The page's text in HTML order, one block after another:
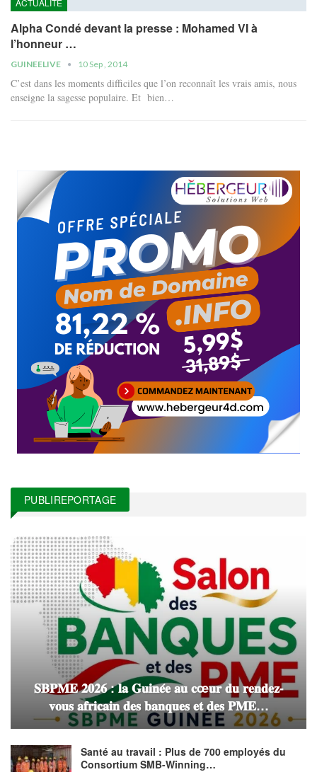
ACTUALITÉ
Alpha Condé devant la presse : Mohamed VI à
l’honneur …
GUINEELIVE 10 Sep , 2014
C’est dans les moments difficiles que l’on reconnaît les vrais amis, nous
enseigne la sagesse populaire. Et bien…
PUBLIREPORTAGE
𝐒𝐁𝐏𝐌𝐄 𝟐𝟎𝟐𝟔 : 𝐥𝐚 𝐆𝐮𝐢𝐧𝐞́𝐞 𝐚𝐮 𝐜œ𝐮𝐫 𝐝𝐮 𝐫𝐞𝐧𝐝𝐞𝐳-
𝐯𝐨𝐮𝐬 𝐚𝐟𝐫𝐢𝐜𝐚𝐢𝐧 𝐝𝐞𝐬 𝐛𝐚𝐧𝐪𝐮𝐞𝐬 𝐞𝐭 𝐝𝐞𝐬 𝐏𝐌𝐄…
Santé au travail : Plus de 700 employés du
Consortium SMB-Winning…